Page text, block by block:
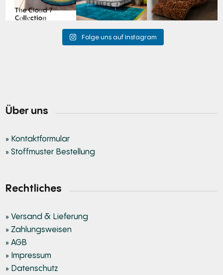
Folge uns auf Instagram
Über uns
» Kontaktformular
» Stoffmuster Bestellung
Rechtliches
» Versand & Lieferung
» Zahlungsweisen
» AGB
» Impressum
» Datenschutz